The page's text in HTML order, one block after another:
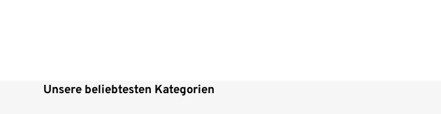
Unsere beliebtesten Kategorien